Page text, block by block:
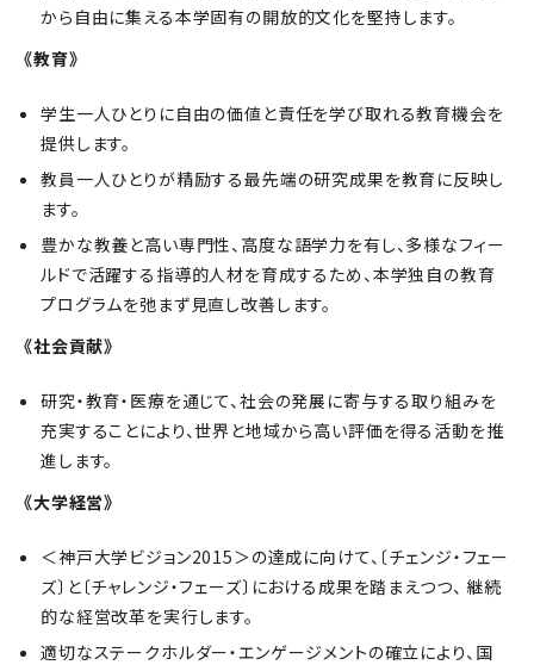
から自由に集える本学固有の開放的文化を堅持します。
《教育》
学生一人ひとりに自由の価値と責任を学び取れる教育機会を
提供します。
教員一人ひとりが精励する最先端の研究成果を教育に反映し
ます。
豊かな教養と高い専門性、高度な語学力を有し、多様なフィー
ルドで活躍する指導的人材を育成するため、本学独自の教育
プログラムを弛まず見直し改善します。
《社会貢献》
研究・教育・医療を通じて、社会の発展に寄与する取り組みを
充実することにより、世界と地域から高い評価を得る活動を推
進します。
《大学経営》
＜神戸大学ビジョン2015＞の達成に向けて、〔チェンジ・フェー
ズ〕と〔チャレンジ・フェーズ〕における成果を踏まえつつ、 継続
的な経営改革を実行します。
適切なステークホルダー・エンゲージメントの確立により、国